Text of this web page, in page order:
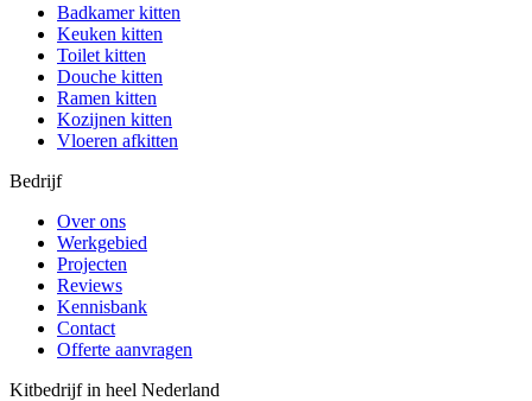
Badkamer kitten
Keuken kitten
Toilet kitten
Douche kitten
Ramen kitten
Kozijnen kitten
Vloeren afkitten
Bedrijf
Over ons
Werkgebied
Projecten
Reviews
Kennisbank
Contact
Offerte aanvragen
Kitbedrijf in heel Nederland